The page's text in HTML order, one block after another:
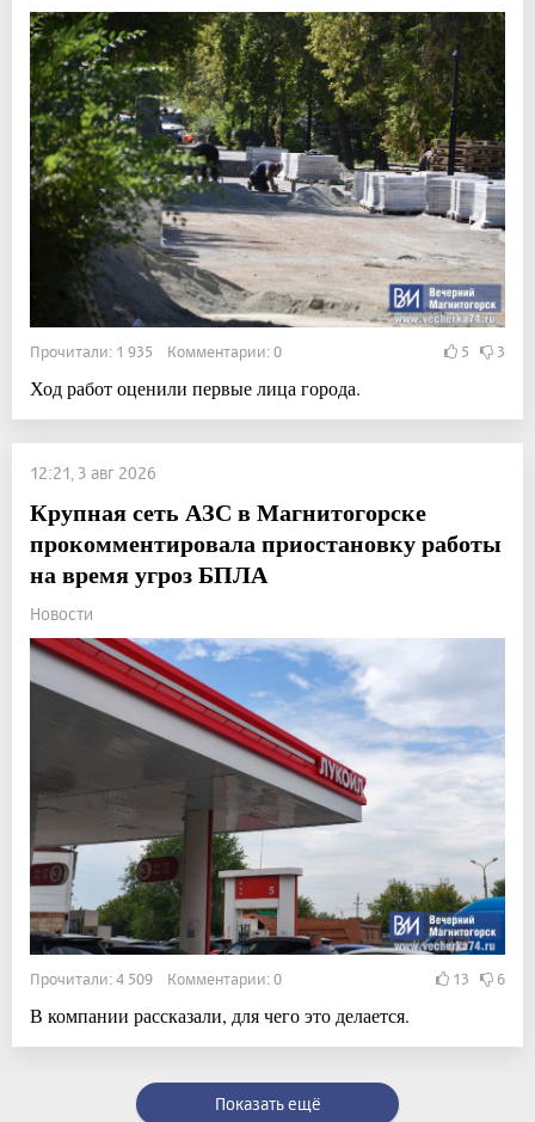
Прочитали: 1 935 Комментарии: 0 5 3
Ход работ оценили первые лица города.
12:21, 3 авг 2026
Крупная сеть АЗС в Магнитогорске
прокомментировала приостановку работы
на время угроз БПЛА
Новости
Прочитали: 4 509 Комментарии: 0 13 6
В компании рассказали, для чего это делается.
Показать ещё